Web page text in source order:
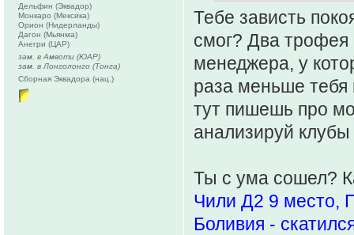
Тебе зависть
смог? Два трофея
менеджера, у
раза меньше
тут пишешь про
анализируй клубы
Ты с ума сошел?
Чили Д2 9 место,
Боливия -
Дельфин (Эквадор)
Монкаро (Мексика)
Орион (Нидерланды)
Дагон (Мьянма)
Анегри (ЦАР)
зам. в Амвоти (ЮАР)
зам. в Лонголонго (Тонга)
Сборная Эквадора (нац.)